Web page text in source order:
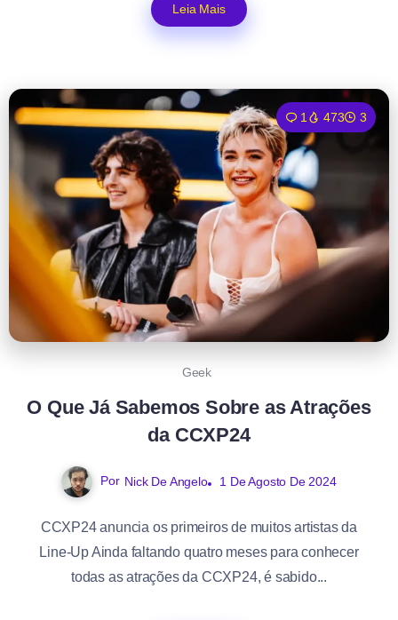
Leia Mais
1 473 3
Geek
O Que Já Sabemos Sobre as Atrações
da CCXP24
Por Nick De Angelo 1 De Agosto De 2024
CCXP24 anuncia os primeiros de muitos artistas da
Line-Up Ainda faltando quatro meses para conhecer
todas as atrações da CCXP24, é sabido...